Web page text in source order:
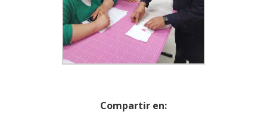
Compartir en: